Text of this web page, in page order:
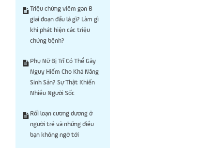
Triệu chứng viêm gan B
giai đoạn đầu là gì? Làm gì
khi phát hiện các triệu
chứng bệnh?
Phụ Nữ Bị Trĩ Có Thể Gây
Nguy Hiểm Cho Khả Năng
Sinh Sản? Sự Thật Khiến
Nhiều Người Sốc
Rối loạn cương dương ở
người trẻ và những điều
bạn không ngờ tới